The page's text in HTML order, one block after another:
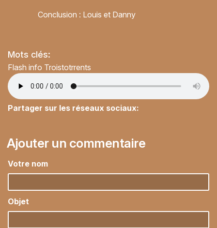
Conclusion : Louis et Danny
Mots clés:
Flash info Troistotrrents
Partager sur les réseaux sociaux:
Ajouter un commentaire
Votre nom
Objet